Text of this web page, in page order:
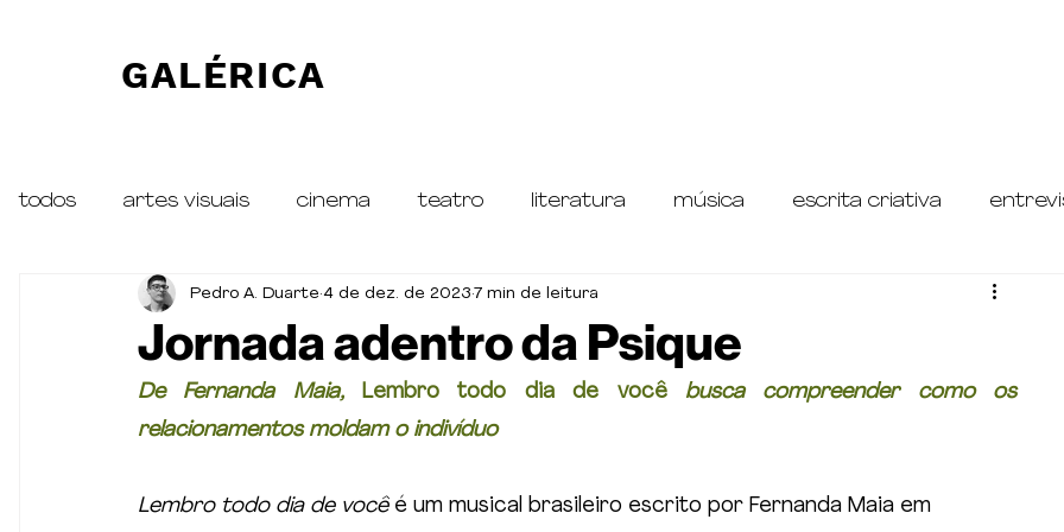
GALÉRICA
todos artes visuais cinema teatro literatura música escrita criativa
traduções ESPECIAL Petra von Kant Retrospectiva do Teatro Paulistano
Jornada adentro da Psique
Pedro A. Duarte 4 de dez. de 2023 7 min de leitura
De Fernanda Maia, Lembro todo dia de você busca compreender como os
relacionamentos moldam o indivíduo
Lembro todo dia de você é um musical brasileiro escrito por Fernanda Maia em